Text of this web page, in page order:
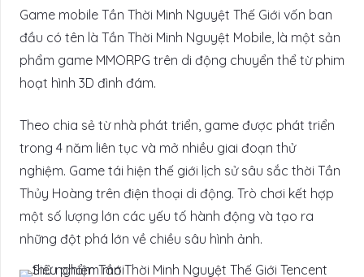
Game mobile Tần Thời Minh Nguyệt Thế Giới vốn ban
đầu có tên là Tần Thời Minh Nguyệt Mobile, là một sản
phẩm game MMORPG trên di động chuyển thể từ phim
hoạt hình 3D đình đám.
Theo chia sẻ từ nhà phát triển, game được phát triển
trong 4 năm liên tục và mở nhiều giai đoạn thử
nghiệm. Game tái hiện thế giới lịch sử sâu sắc thời Tần
Thủy Hoàng trên điện thoại di động. Trò chơi kết hợp
một số lượng lớn các yếu tố hành động và tạo ra
những đột phá lớn về chiều sâu hình ảnh.